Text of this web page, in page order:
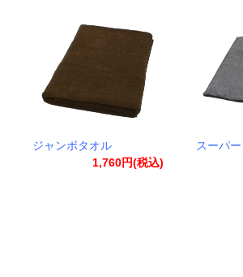
ジャンボタオル
1,760円(税込)
スーパ